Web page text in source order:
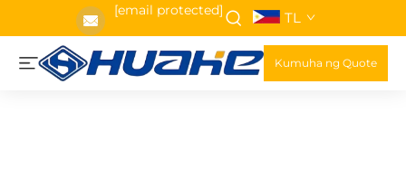
[email protected] TL
Kumuha ng Quote